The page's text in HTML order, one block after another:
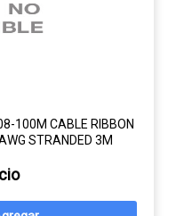
100M CABLE RIBBON
STRANDED 3M